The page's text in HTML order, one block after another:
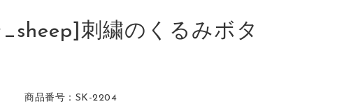
刺繍のくるみボタ
商品番号：SK-2204